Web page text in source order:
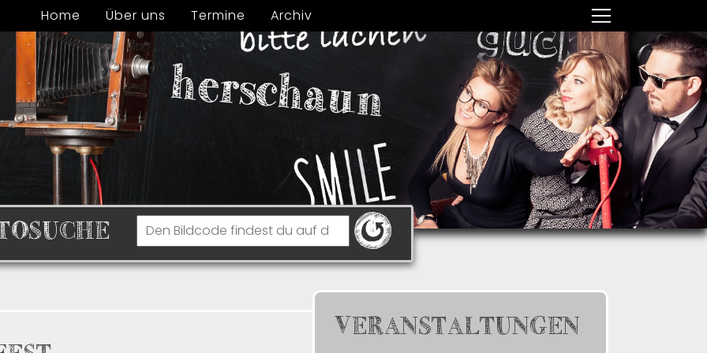
Home Über uns Termine Archiv
VERANSTALTUNGEN